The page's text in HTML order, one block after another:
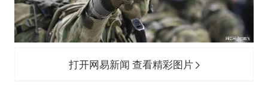
打开网易新闻 查看精彩图片